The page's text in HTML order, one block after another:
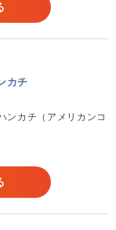
カチ
ンカチ（アメリカンコ